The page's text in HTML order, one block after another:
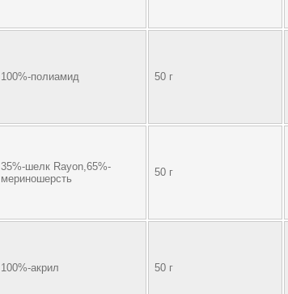
100%-полиамид 50 г
35%-шелк Rayon,65%-
мериношерсть
50 г
100%-акрил 50 г